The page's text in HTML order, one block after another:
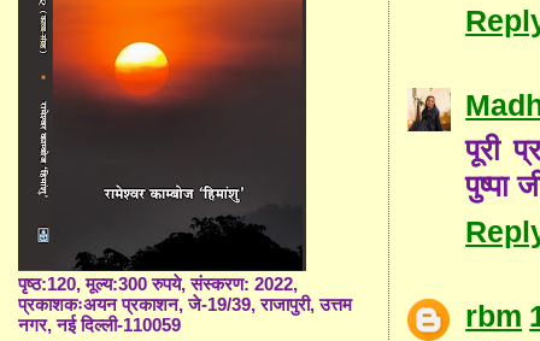
पूरी
पुष्पा
rbm
पृष्ठ:120, मूल्य:300 रुपये, संस्करण: 2022,
प्रकाशकःअयन प्रकाशन, जे-19/39, राजापुरी, उत्तम
नगर, नई दिल्ली-110059